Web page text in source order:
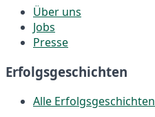
Über uns
Jobs
Presse
Erfolgsgeschichten
Alle Erfolgsgeschichten